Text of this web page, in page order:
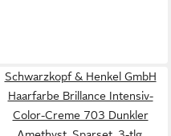
Schwarzkopf & Henkel GmbH
Haarfarbe Brillance Intensiv-
Color-Creme 703 Dunkler